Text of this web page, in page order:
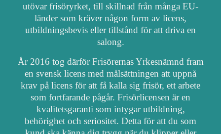
utövar frisöryrket, till skillnad från många EU-
länder som kräver någon form av licens,
utbildningsbevis eller tillstånd för att driva en
salong.
År 2016 tog därför Frisörernas Yrkesnämnd fram
en svensk licens med målsättningen att uppnå
krav på licens för att få kalla sig frisör, ett arbete
som fortfarande pågår. Frisörlicensen är en
kvalitetsgaranti som intygar utbildning,
behörighet och seriositet. Detta för att du som